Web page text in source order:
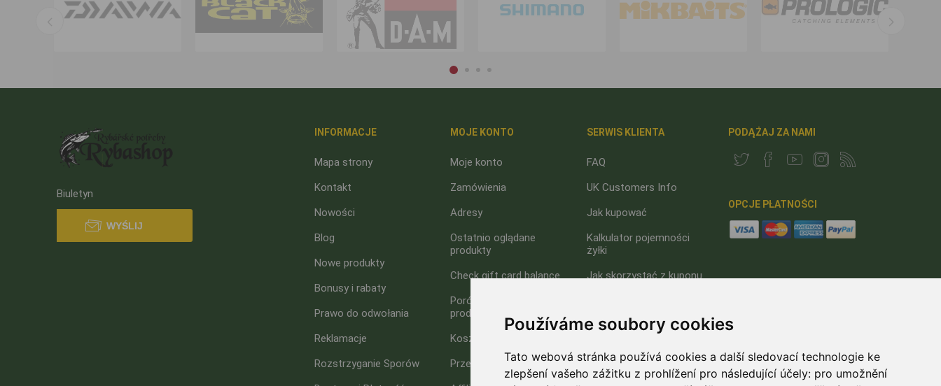
Používáme soubory cookies
Tato webová stránka používá cookies a další sledovací technologie ke
zlepšení vašeho zážitku z prohlížení pro následující účely: pro umožnění
Biuletyn
WYŚLIJ
INFORMACJE
Mapa strony
Kontakt
Nowości
Blog
Nowe produkty
Bonusy i rabaty
Prawo do odwołania
Reklamacje
Rozstrzyganie Sporów
MOJE KONTO
Moje konto
Zamówienia
Adresy
Ostatnio oglądane
produkty
Check gift card balance
Porównanie listy
produktów
Koszyk
Przechowalnia
SERWIS KLIENTA
FAQ
UK Customers Info
Jak kupować
Kalkulator pojemności
żyłki
Jak skorzystać z kuponu
PODĄŻAJ ZA NAMI
OPCJE PŁATNOŚCI